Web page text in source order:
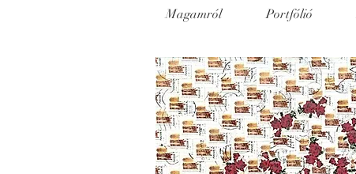
Magamról Portfólió